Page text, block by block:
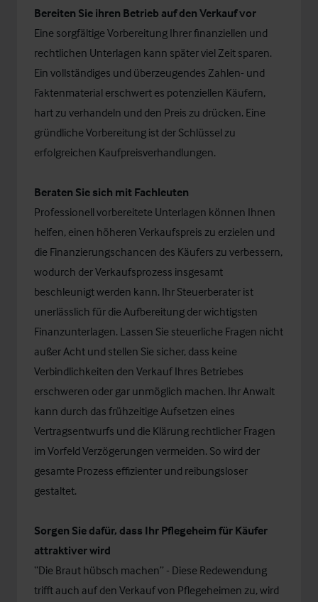
Bereiten Sie ihren Betrieb auf den Verkauf vor
Eine sorgfältige Vorbereitung Ihrer finanziellen und
rechtlichen Unterlagen kann später viel Zeit sparen.
Ein vollständiges und überzeugendes Zahlen- und
Faktenmaterial erschwert es potenziellen Käufern,
hart zu verhandeln und den Preis zu drücken. Eine
gründliche Vorbereitung ist der Schlüssel zu
erfolgreichen Kaufpreisverhandlungen.
Beraten Sie sich mit Fachleuten
Professionell vorbereitete Unterlagen können Ihnen
helfen, einen höheren Verkaufspreis zu erzielen und
die Finanzierungschancen des Käufers zu verbessern,
wodurch der Verkaufsprozess insgesamt
beschleunigt werden kann. Ihr Steuerberater ist
unerlässlich für die Aufbereitung der wichtigsten
Finanzunterlagen. Lassen Sie steuerliche Fragen nicht
außer Acht und stellen Sie sicher, dass keine
Verbindlichkeiten den Verkauf Ihres Betriebes
erschweren oder gar unmöglich machen. Ihr Anwalt
kann durch das frühzeitige Aufsetzen eines
Vertragsentwurfs und die Klärung rechtlicher Fragen
im Vorfeld Verzögerungen vermeiden. So wird der
gesamte Prozess effizienter und reibungsloser
gestaltet.
Sorgen Sie dafür, dass Ihr Pflegeheim für Käufer
attraktiver wird
“Die Braut hübsch machen” - Diese Redewendung
trifft auch auf den Verkauf von Pflegeheimen zu, wird